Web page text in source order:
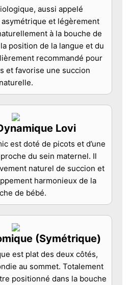
aussi appelé
et légèrement
à la bouche de
position de la langue et du
recommandé pour
et favorise une succion
naturelle.
Lovi
est doté de picots et d’une
du sein maternel. Il
naturel de succion et
harmonieux de la
de bébé.
(Symétrique)
est plat des deux côtés,
au sommet. Totalement
positionné dans la bouche